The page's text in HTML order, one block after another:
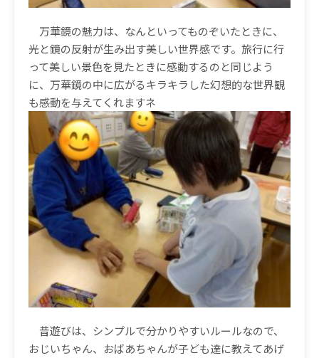
万華鏡の魅力は、なんといってものぞいたときに、
光と鏡の反射が生み出す美しい世界感です。旅行に行
って美しい景色を見たときに感動するのと同じよう
に、万華鏡の中に広がるキラキラした幻想的な世界観
も感動を与えてくれますネ
昔遊びは、シンプルで分かりやすいルールなので、
おじいちゃん、おばあちゃんが子ども達に教えてあげ